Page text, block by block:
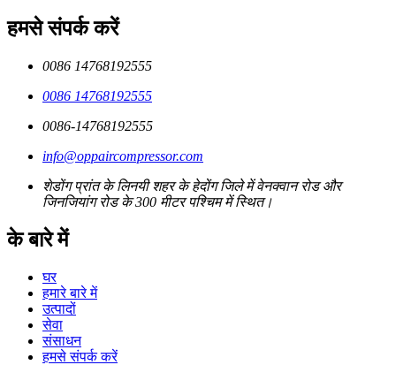
हमसे संपर्क करें
0086 14768192555
0086 14768192555
0086-14768192555
info@oppaircompressor.com
शेडोंग प्रांत के लिनयी शहर के हेदोंग जिले में वेनक्वान रोड और
जिनजियांग रोड के 300 मीटर पश्चिम में स्थित।
के बारे में
घर
हमारे बारे में
उत्पादों
सेवा
संसाधन
हमसे संपर्क करें